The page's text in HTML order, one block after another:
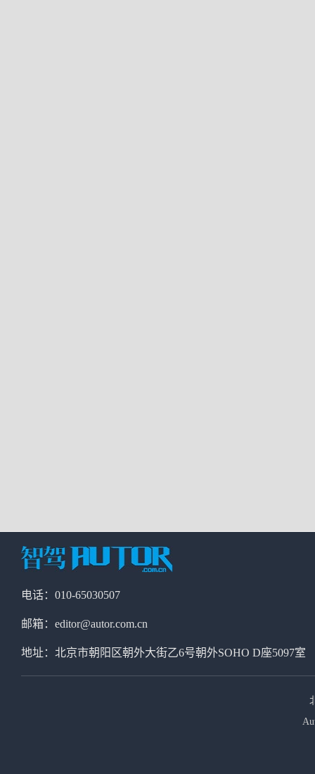
电话：010-65030507
邮箱：editor@autor.com.cn
地址：北京市朝阳区朝外大街乙6号朝外SOHO D座5097室